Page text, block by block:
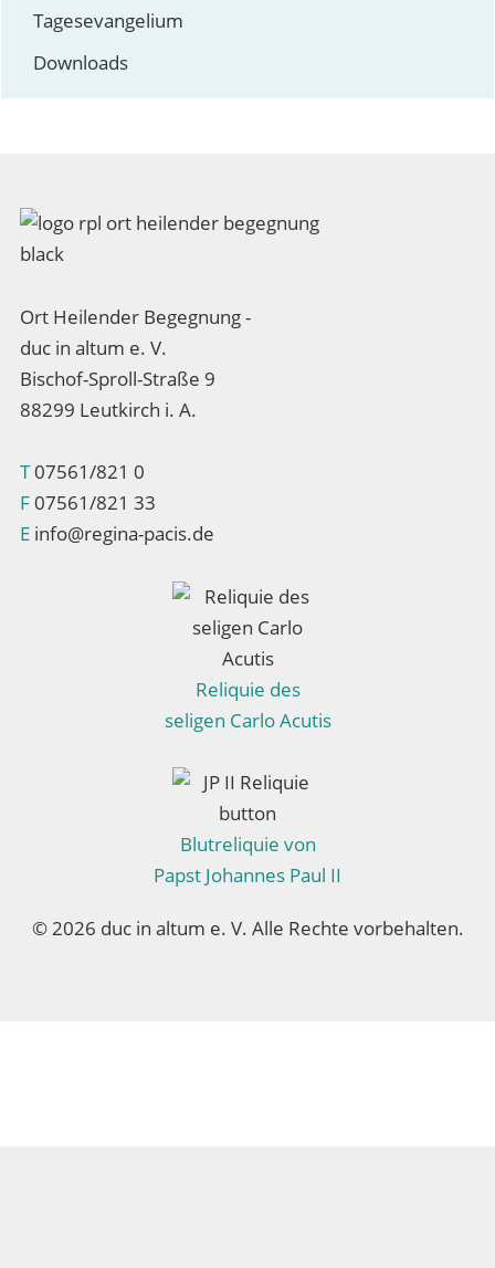
Tagesevangelium
Downloads
Ort Heilender Begegnung -
duc in altum e. V.
Bischof-Sproll-Straße 9
88299 Leutkirch i. A.
T07561/821 0
F07561/821 33
E info@regina-pacis.de
Reliquie des
seligen Carlo Acutis
Blutreliquie von
Papst Johannes Paul II
© 2026 duc in altum e. V. Alle Rechte vorbehalten.